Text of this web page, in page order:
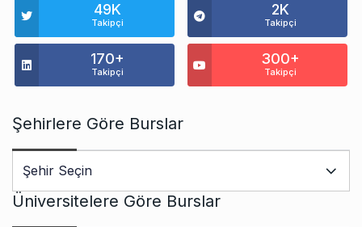
49K
Takipçi
2K
Takipçi
170+
Takipçi
300+
Takipçi
Şehirlere Göre Burslar
Üniversitelere Göre Burslar